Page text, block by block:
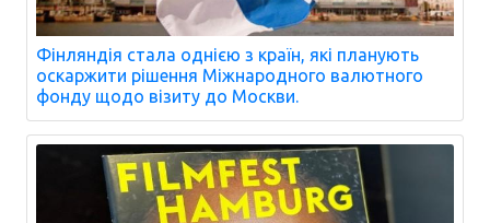
Фінляндія стала однією з країн, які планують
оскаржити рішення Міжнародного валютного
фонду щодо візиту до Москви.